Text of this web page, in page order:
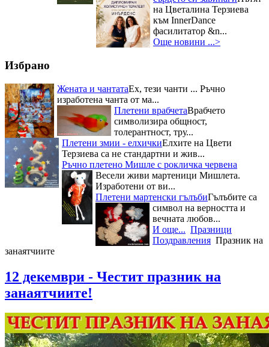
на Цветалина Терзиева
към InnerDance
фасилитатор &n...
Още новини ...>
Избрано
Жената и чантатаЕх, тези чанти ... Ръчно
изработена чанта от ма...
Плетени врабчетаВрабчето
символизира общност,
толерантност, тру...
Плетени змии - елхичкиЕлхите на Цвети
Терзиева са не стандартни и жив...
Ръчно плетено Мишле с рокличка червена
Весели живи мартеници Мишлета.
Изработени от ви...
Плетени мартенски гълъбиГълъбите са
символ на верността и
вечната любов...
И още... Празници
Поздравления Празник на
занаятчиите
12 декември - Честит празник на
занаятчиите!